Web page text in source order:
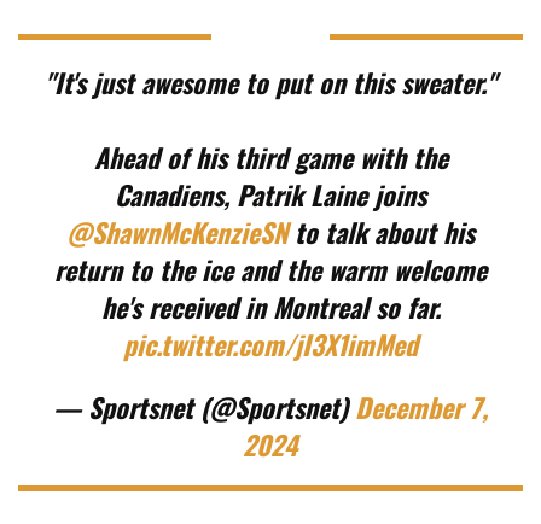
"It's just awesome to put on this sweater."
Ahead of his third game with the
Canadiens, Patrik Laine joins
@ShawnMcKenzieSNto talk about his
return to the ice and the warm welcome
he's received in Montreal so far.
pic.twitter.com/jI3X1imMed
— Sportsnet (@Sportsnet)December 7,
2024